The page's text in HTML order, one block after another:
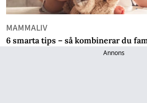
MAMMALIV
6 smarta tips – så kombinerar du
Annons